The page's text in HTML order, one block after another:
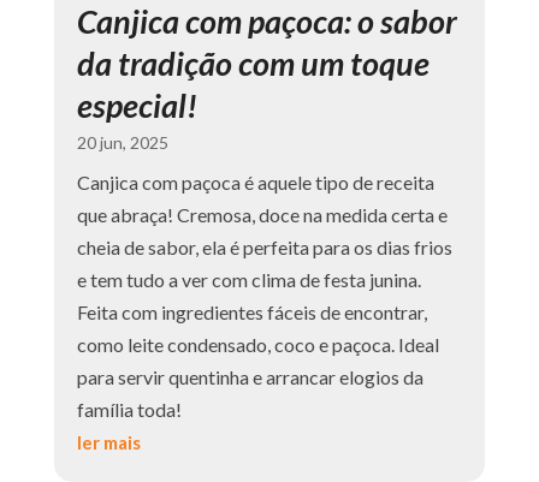
Canjica com paçoca: o sabor
da tradição com um toque
especial!
20 jun, 2025
Canjica com paçoca é aquele tipo de receita
que abraça! Cremosa, doce na medida certa e
cheia de sabor, ela é perfeita para os dias frios
e tem tudo a ver com clima de festa junina.
Feita com ingredientes fáceis de encontrar,
como leite condensado, coco e paçoca. Ideal
para servir quentinha e arrancar elogios da
família toda!
ler mais